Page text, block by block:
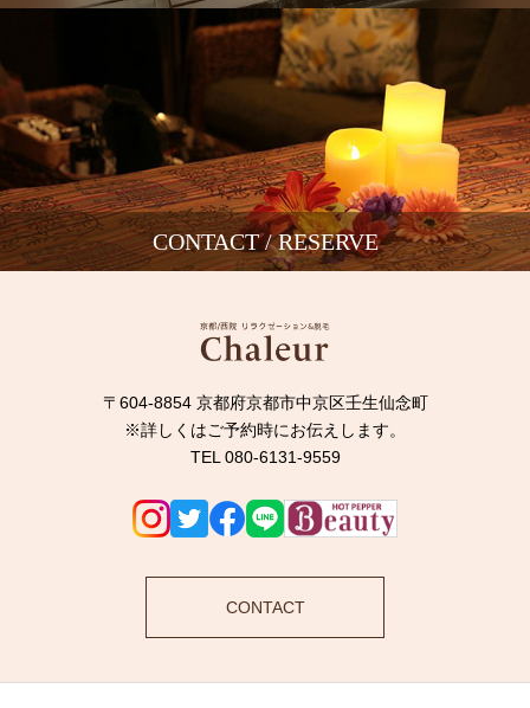
CONTACT / RESERVE
〒604-8854 京都府京都市中京区壬生仙念町
※詳しくはご予約時にお伝えします。
TEL 080-6131-9559
CONTACT